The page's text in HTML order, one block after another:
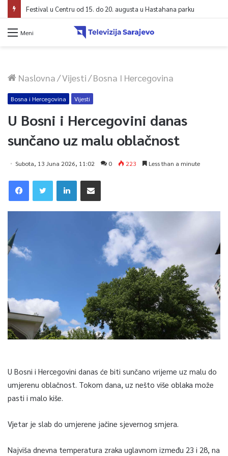
Festival u Centru od 15. do 20. augusta u Hastahana parku
Meni
Naslovna/Vijesti/Bosna I Hercegovina
Bosna i Hercegovina Vijesti
U Bosni i Hercegovini danas
sunčano uz malu oblačnost
Subota, 13 Juna 2026, 11:02 0 223 Less than a minute
U Bosni i Hercegovini danas će biti sunčano vrijeme uz malu do
umjerenu oblačnost. Tokom dana, uz nešto više oblaka može
pasti i malo kiše.
Vjetar je slab do umjerene jačine sjevernog smjera.
Najviša dnevna temperatura zraka uglavnom između 23 i 28, na